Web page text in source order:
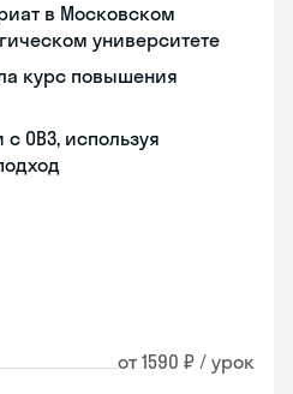
в Московском
университете
курс повышения
ОВЗ, используя
от 1590 ₽ / урок